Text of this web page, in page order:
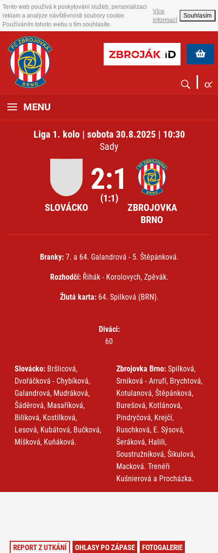
Tento web používá k poskytování služeb, personalizaci
reklam a analýze návštěvnosti soubory cookie.
Používáním tohoto webu s tím souhlasíte.
Více
informací
Souhlasím
MENU
Liga 1. kolo | sobota 30.8.2025 | 10:30
Sady
SLOVÁCKO
2:1
(1:1)
ZBROJOVKA
BRNO
Branky:7. a 64. Galandrová - 5. Štěpánková.
Rozhodčí:Řihák - Korolovych, Zpěvák.
Žlutá karta:64. Spilková (BRN).
Diváci:
60
Slovácko: Bršlicová,
Dvořáčková - Chybíková,
Galandrová, Mudráková,
Šáděrová, Masaříková,
Bilíková, Kostílková,
Lesová, Kubátová, Bučková,
Míšková, Kuňáková.
Zbrojovka Brno: Spilková,
Srníková - Arrufí, Brychtová,
Kotulanová, Štěpánková,
Burešová, Kotlánová,
Pindryčová, Krejčí,
Ruschková, E. Sýsová,
Šeráková, Halili,
Soustružníková, Šikulová,
Macková. Trenéři
Kušnierová a Procházka.
REPORT Z UTKÁNÍ OHLASY PO ZÁPASE FOTOGALERIE